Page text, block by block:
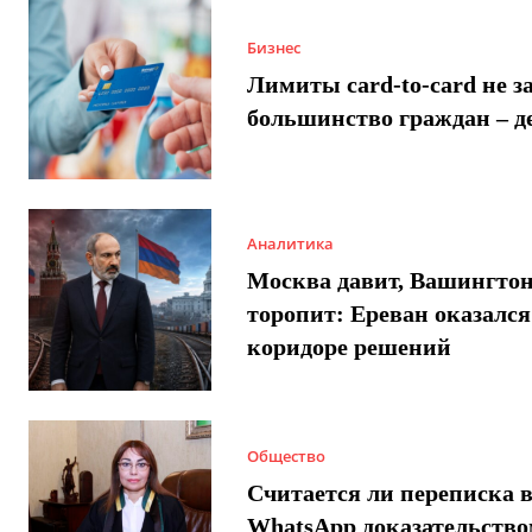
Бизнес
Лимиты card-to-card не
большинство граждан –
Аналитика
Москва давит, Вашингтон
торопит: Ереван
коридоре решений
Общество
Считается ли переписка в
WhatsApp